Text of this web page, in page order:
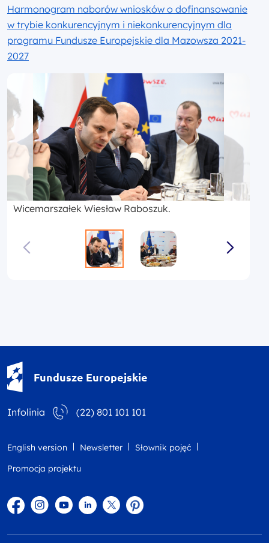
Harmonogram naborów wniosków o dofinansowanie
w trybie konkurencyjnym i niekonkurencyjnym dla
programu Fundusze Europejskie dla Mazowsza 2021-
2027
Wicemarszałek Wiesław Raboszuk.
Fundusze Europejskie
Infolinia (22) 801 101 101
English version Newsletter
Słownik pojęć
Promocja projektu
FacebookInstagram
YouTubeLinkedintwitterPinterest